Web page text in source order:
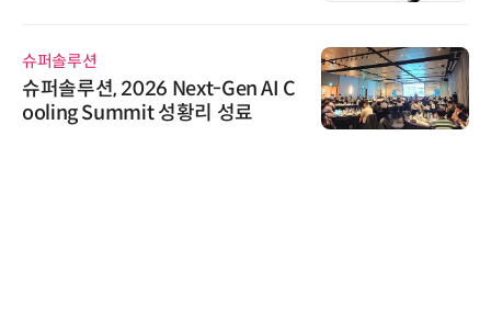
슈퍼솔루션
슈퍼솔루션, 2026 Next-Gen AI C
ooling Summit 성황리 성료